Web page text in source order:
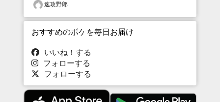
速攻野郎
おすすめのボケを毎日お届け
いいね！する
フォローする
フォローする